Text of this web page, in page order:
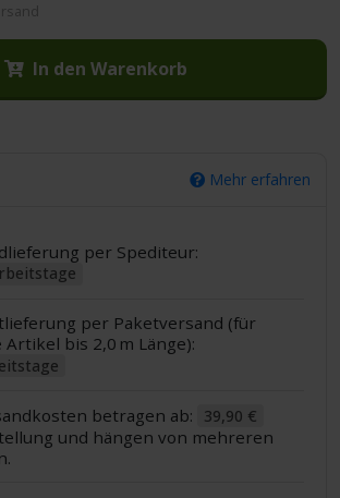
In den Warenkorb
Mehr erfahren
per Spediteur:
per Paketversand (für
bis 2,0 m Länge):
betragen ab: 39,90 €
und hängen von mehreren